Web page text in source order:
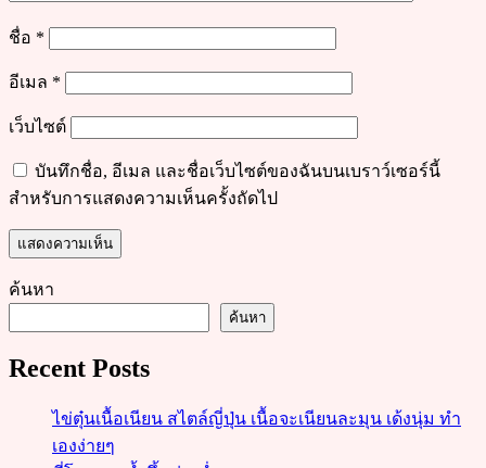
ชื่อ *
อีเมล *
เว็บไซต์
บันทึกชื่อ, อีเมล และชื่อเว็บไซต์ของฉันบนเบราว์เซอร์นี้
สำหรับการแสดงความเห็นครั้งถัดไป
ค้นหา
ค้นหา
Recent Posts
ไข่ตุ๋นเนื้อเนียน สไตล์ญี่ปุ่น เนื้อจะเนียนละมุน เด้งนุ่ม ทำ
เองง่ายๆ